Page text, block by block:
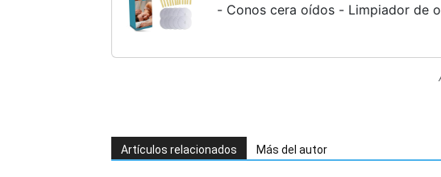
- Conos cera oídos - Limpiador de
Artículos relacionados Más del autor